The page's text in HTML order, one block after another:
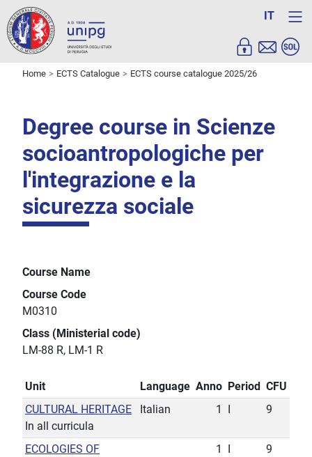
IT
Home ECTS Catalogue ECTS course catalogue 2025/26
Degree course in Scienze
socioantropologiche per
l'integrazione e la
sicurezza sociale
Course Name
Course Code
M0310
Class (Ministerial code)
LM-88 R, LM-1 R
Unit Language Anno Period CFU
CULTURAL HERITAGE
In all curricula
Italian 1 9
ECOLOGIES OF
1 9